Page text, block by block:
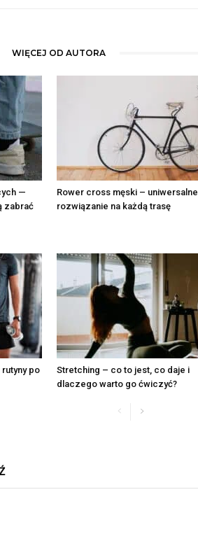
WIĘCEJ OD AUTORA
—
zabrać
Rower cross męski – uniwersalne
rozwiązanie na każdą trasę
po
Stretching – co to jest, co daje i
dlaczego warto go ćwiczyć?